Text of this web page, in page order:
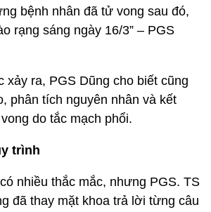
bệnh nhân đã tử vong sau đó,
rạng sáng ngày 16/3” – PGS
xảy ra, PGS Dũng cho biết cũng
phân tích nguyên nhân và kết
do tắc mạch phổi.
trình
nhiều thắc mắc, nhưng PGS. TS
đã thay mặt khoa trả lời từng câu